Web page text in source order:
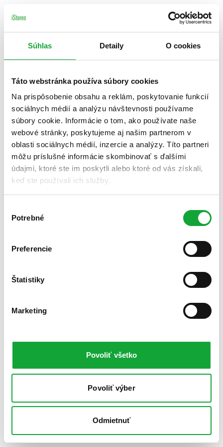
Súhlas Detaily O cookies
Táto webstránka používa súbory cookies
Na prispôsobenie obsahu a reklám, poskytovanie funkcií
sociálnych médií a analýzu návštevnosti používame
súbory cookie. Informácie o tom, ako používate naše
webové stránky, poskytujeme aj našim partnerom v
oblasti sociálnych médií, inzercie a analýzy. Títo partneri
môžu príslušné informácie skombinovať s ďalšími
údajmi, ktoré ste im poskytli alebo ktoré od vás získali,
keď ste používali ich služby.
súhlasu
Potrebné
Preferencie
Štatistiky
Marketing
Povoliť všetko
Povoliť výber
Odmietnuť